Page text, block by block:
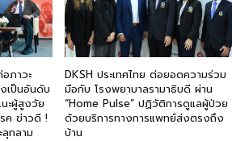
ภาวะ
เป็นอันดับ
ะผู้สูงวัย
ค ข่าวดี !
ลุกลาม
DKSH ประเทศไทย ต่อยอดความร่วม
มือกับ โรงพยาบาลรามาธิบดี ผ่าน
“Home Pulse” ปฏิวัติการดูแลผู้ป่วย
ด้วยบริการทางการแพทย์ส่งตรงถึง
บ้าน